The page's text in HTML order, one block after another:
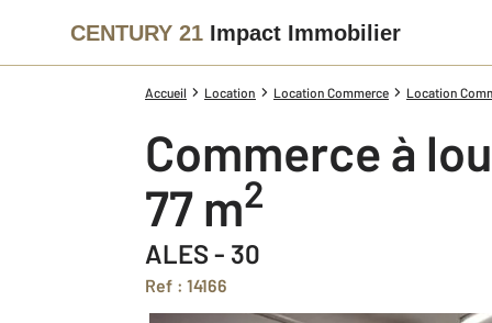
CENTURY 21 Impact Immobilier
Accueil Location Location Commerce Location
Commerce à
77 m2
ALES - 30
Ref : 14166